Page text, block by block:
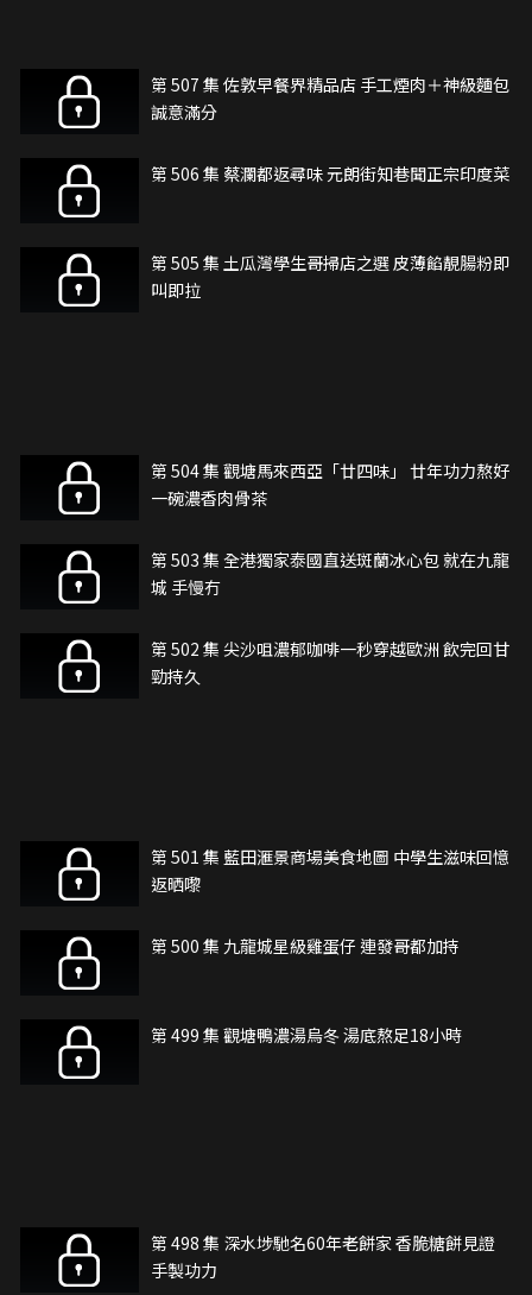
第 507 集 佐敦早餐界精品店 手工煙肉＋神級麵包
誠意滿分
第 506 集 蔡瀾都返尋味 元朗街知巷聞正宗印度菜
第 505 集 土瓜灣學生哥掃店之選 皮薄餡靚腸粉即
叫即拉
第 504 集 觀塘馬來西亞「廿四味」 廿年功力熬好
一碗濃香肉骨茶
第 503 集 全港獨家泰國直送斑蘭冰心包 就在九龍
城 手慢冇
第 502 集 尖沙咀濃郁咖啡一秒穿越歐洲 飲完回甘
勁持久
第 501 集 藍田滙景商場美食地圖 中學生滋味回憶
返晒嚟
第 500 集 九龍城星級雞蛋仔 連發哥都加持
第 499 集 觀塘鴨濃湯烏冬 湯底熬足18小時
第 498 集 深水埗馳名60年老餅家 香脆糖餅見證
手製功力